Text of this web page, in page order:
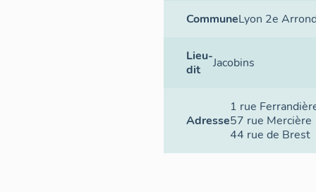
CommuneLyon 2e
Lieu-
dit
Jacobins
Adresse
1 rue
57 rue Mercière
44 rue de Brest